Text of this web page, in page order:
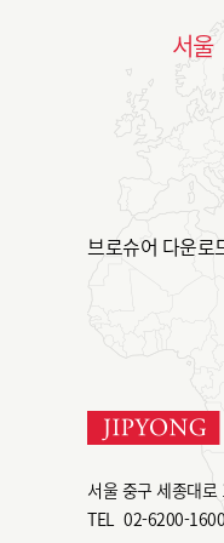
서울
브로슈어 다운로
서울 중구 세종대
TEL 02-6200-1600